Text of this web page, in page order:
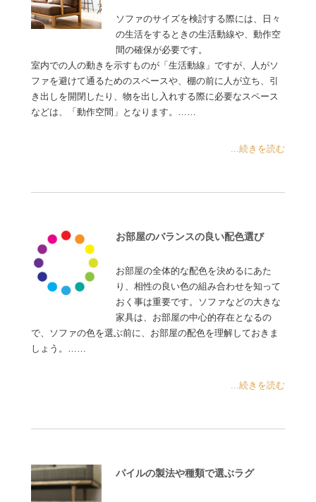
ソファのサイズを検討する際には、日々
の生活をするときの生活動線や、動作空
間の確保が必要です。
室内での人の動きを示すものが「生活動線」ですが、人がソ
ファを避けて通るためのスペースや、棚の前に人が立ち、引
き出しを開閉したり、物を出し入れする際に必要なスペース
などは、「動作空間」となります。……
...続きを読む
お部屋のバランスの良い配色選び
お部屋の全体的な配色を決めるにあた
り、相性の良い色の組み合わせを知って
おく事は重要です。ソファなどの大きな
家具は、お部屋の中心的存在となるの
で、ソファの色を選ぶ前に、お部屋の配色を理解しておきま
しょう。……
...続きを読む
パイルの製法や種類で選ぶラグ